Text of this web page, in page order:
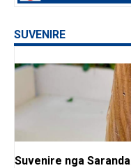
SUVENIRE
Suvenire nga Saranda